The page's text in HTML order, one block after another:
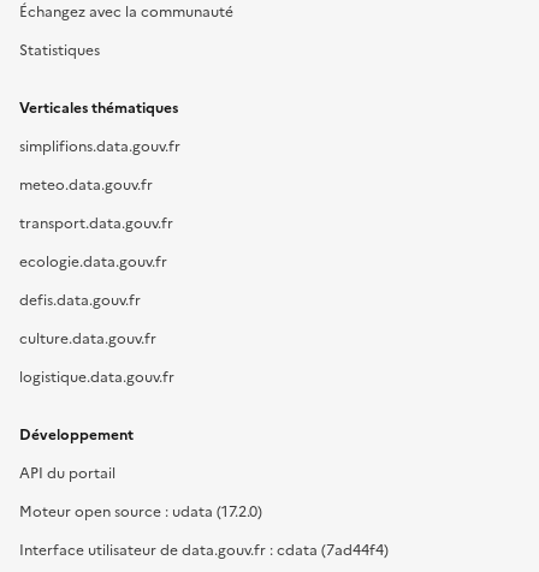
Échangez avec la communauté
Statistiques
Verticales thématiques
simplifions.data.gouv.fr
meteo.data.gouv.fr
transport.data.gouv.fr
ecologie.data.gouv.fr
defis.data.gouv.fr
culture.data.gouv.fr
logistique.data.gouv.fr
Développement
API du portail
Moteur open source : udata (17.2.0)
Interface utilisateur de data.gouv.fr : cdata (7ad44f4)